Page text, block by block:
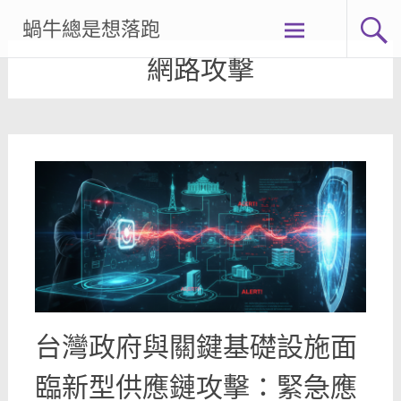
content
蝸牛總是想落跑
網路攻擊
台灣政府與關鍵基礎設施面
臨新型供應鏈攻擊：緊急應